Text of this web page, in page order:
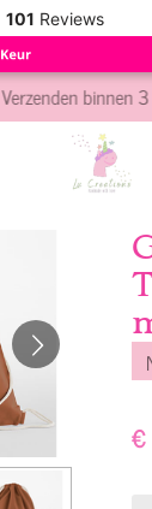
101 Reviews
Verzenden binnen
€